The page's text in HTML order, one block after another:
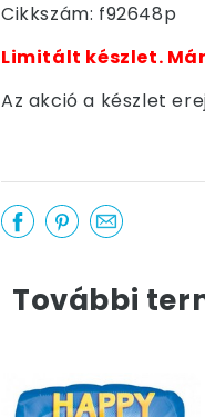
Cikkszám: f92648p
Limitált készlet.
Az akció a készlet
További